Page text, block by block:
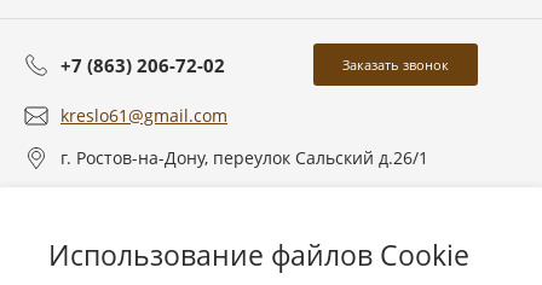
Использование файлов Cookie
+7 (863) 206-72-02 Заказать звонок
kreslo61@gmail.com
г. Ростов-на-Дону, переулок Сальский д.26/1